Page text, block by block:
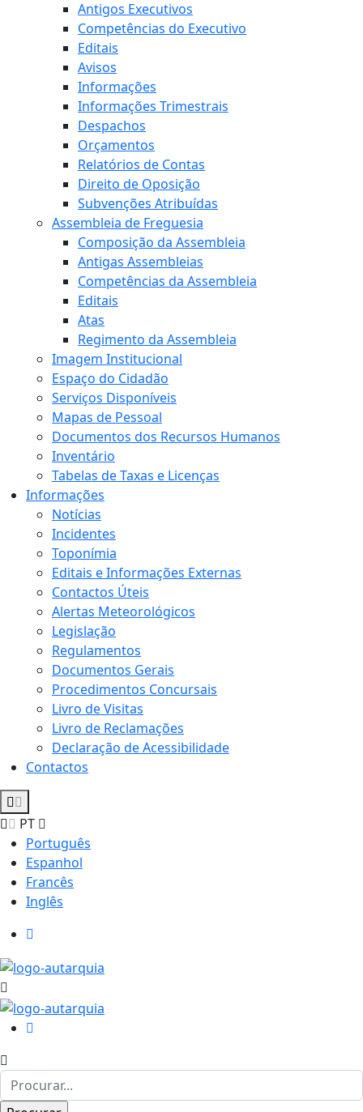
Antigos Executivos
Competências do Executivo
Editais
Avisos
Informações
Informações Trimestrais
Despachos
Orçamentos
Relatórios de Contas
Direito de Oposição
Subvenções Atribuídas
Assembleia de Freguesia
Composição da Assembleia
Antigas Assembleias
Competências da Assembleia
Editais
Atas
Regimento da Assembleia
Imagem Institucional
Espaço do Cidadão
Serviços Disponíveis
Mapas de Pessoal
Documentos dos Recursos Humanos
Inventário
Tabelas de Taxas e Licenças
Informações
Notícias
Incidentes
Toponímia
Editais e Informações Externas
Contactos Úteis
Alertas Meteorológicos
Legislação
Regulamentos
Documentos Gerais
Procedimentos Concursais
Livro de Visitas
Livro de Reclamações
Declaração de Acessibilidade
Contactos
PT
Português
Espanhol
Francês
Inglês